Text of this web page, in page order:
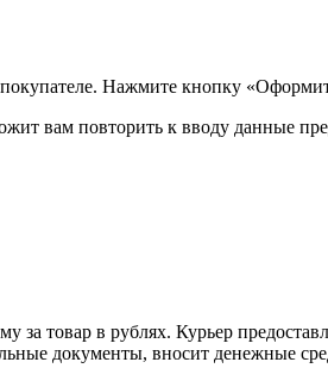
Нажмите кнопку
вам повторить к вводу данные
товар в рублях. Курьер
документы, вносит денежные